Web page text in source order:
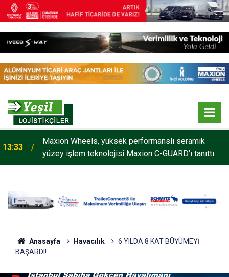
13:33
Maxion Wheels, yüksek performanslı seramik
yüzey işlem teknolojisi Maxion C-GUARD’ı tanıttı
Anasayfa Havacılık
6 YILDA 8 KAT BÜYÜMEYİ
BAŞARDI!